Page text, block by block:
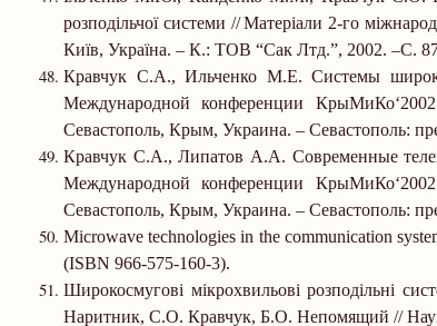
розподільчої системи // Матеріали 2-го
Київ, Україна. – К.: ТОВ “Сак Лтд.”, 2002. –С.
Кравчук С.А., Ильченко М.Е. Системы
Международной конференции
Севастополь, Крым, Украина. – Севастополь:
Кравчук С.А., Липатов А.А. Современные
Международной конференции
Севастополь, Крым, Украина. – Севастополь:
Microwave technologies in the communication
(ISBN 966-575-160-3).
Широкосмугові мікрохвильові розподільні
Наритник, С.О. Кравчук, Б.О. Непомящий //